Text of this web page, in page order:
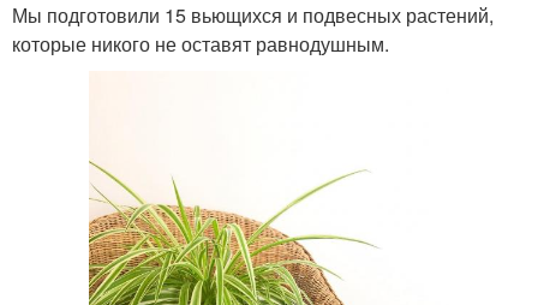
Мы подготовили 15 вьющихся и подвесных растений,
которые никого не оставят равнодушным.